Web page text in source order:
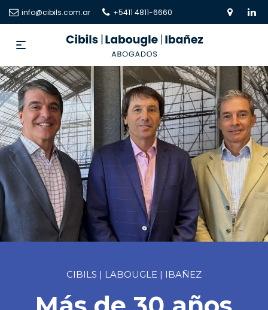
info@cibils.com.ar +5411 4811-6660
CIBILS | LABOUGLE | IBAÑEZ